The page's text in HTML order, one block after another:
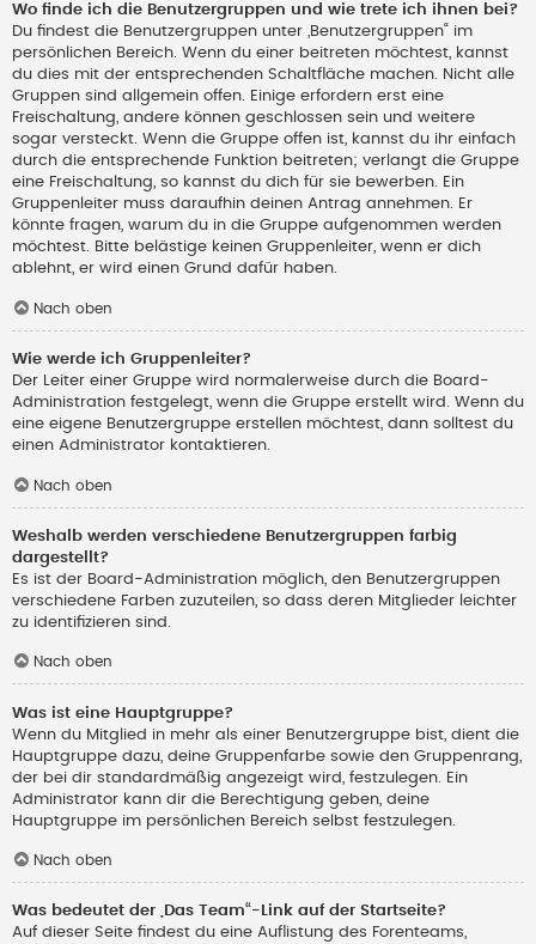
Wo finde ich die Benutzergruppen und wie trete ich ihnen bei?
Du findest die Benutzergruppen unter „Benutzergruppen“ im
persönlichen Bereich. Wenn du einer beitreten möchtest, kannst
du dies mit der entsprechenden Schaltfläche machen. Nicht alle
Gruppen sind allgemein offen. Einige erfordern erst eine
Freischaltung, andere können geschlossen sein und weitere
sogar versteckt. Wenn die Gruppe offen ist, kannst du ihr einfach
durch die entsprechende Funktion beitreten; verlangt die Gruppe
eine Freischaltung, so kannst du dich für sie bewerben. Ein
Gruppenleiter muss daraufhin deinen Antrag annehmen. Er
könnte fragen, warum du in die Gruppe aufgenommen werden
möchtest. Bitte belästige keinen Gruppenleiter, wenn er dich
ablehnt, er wird einen Grund dafür haben.
Nach oben
Wie werde ich Gruppenleiter?
Der Leiter einer Gruppe wird normalerweise durch die Board-
Administration festgelegt, wenn die Gruppe erstellt wird. Wenn du
eine eigene Benutzergruppe erstellen möchtest, dann solltest du
einen Administrator kontaktieren.
Nach oben
Weshalb werden verschiedene Benutzergruppen farbig
dargestellt?
Es ist der Board-Administration möglich, den Benutzergruppen
verschiedene Farben zuzuteilen, so dass deren Mitglieder leichter
zu identifizieren sind.
Nach oben
Was ist eine Hauptgruppe?
Wenn du Mitglied in mehr als einer Benutzergruppe bist, dient die
Hauptgruppe dazu, deine Gruppenfarbe sowie den Gruppenrang,
der bei dir standardmäßig angezeigt wird, festzulegen. Ein
Administrator kann dir die Berechtigung geben, deine
Hauptgruppe im persönlichen Bereich selbst festzulegen.
Nach oben
Was bedeutet der „Das Team“-Link auf der Startseite?
Auf dieser Seite findest du eine Auflistung des Forenteams,